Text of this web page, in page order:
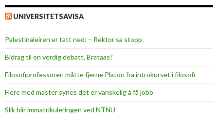
r
UNIVERSITETSAVISA
Palestinaleiren er tatt ned: – Rektor sa stopp
Bidrag til en verdig debatt, Brataas?
Filosofiprofessoren måtte fjerne Platon fra introkurset i filosofi
Flere med master synes det er vanskelig å få jobb
Slik blir immatrikuleringen ved NTNU